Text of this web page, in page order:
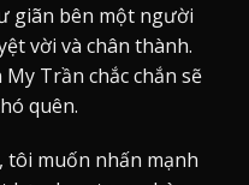
giãn bên một người
vời và chân thành.
Trần chắc chắn sẽ
quên.
tôi muốn nhấn mạnh